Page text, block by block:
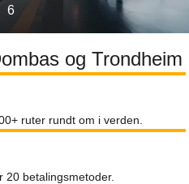
6
og Trondheim
ruter rundt om i verden.
20 betalingsmetoder.